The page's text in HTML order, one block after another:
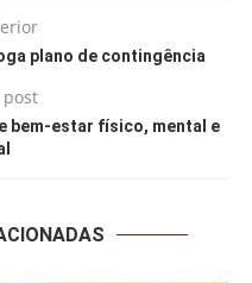
plano de contingência
bem-estar físico, mental e